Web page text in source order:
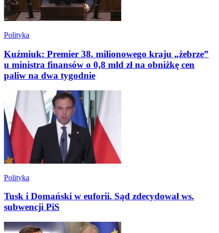
Polityka
Kuźmiuk: Premier 38. milionowego kraju „żebrze”
u ministra finansów o 0,8 mld zł na obniżkę cen
paliw na dwa tygodnie
Polityka
Tusk i Domański w euforii. Sąd zdecydował ws.
subwencji PiS